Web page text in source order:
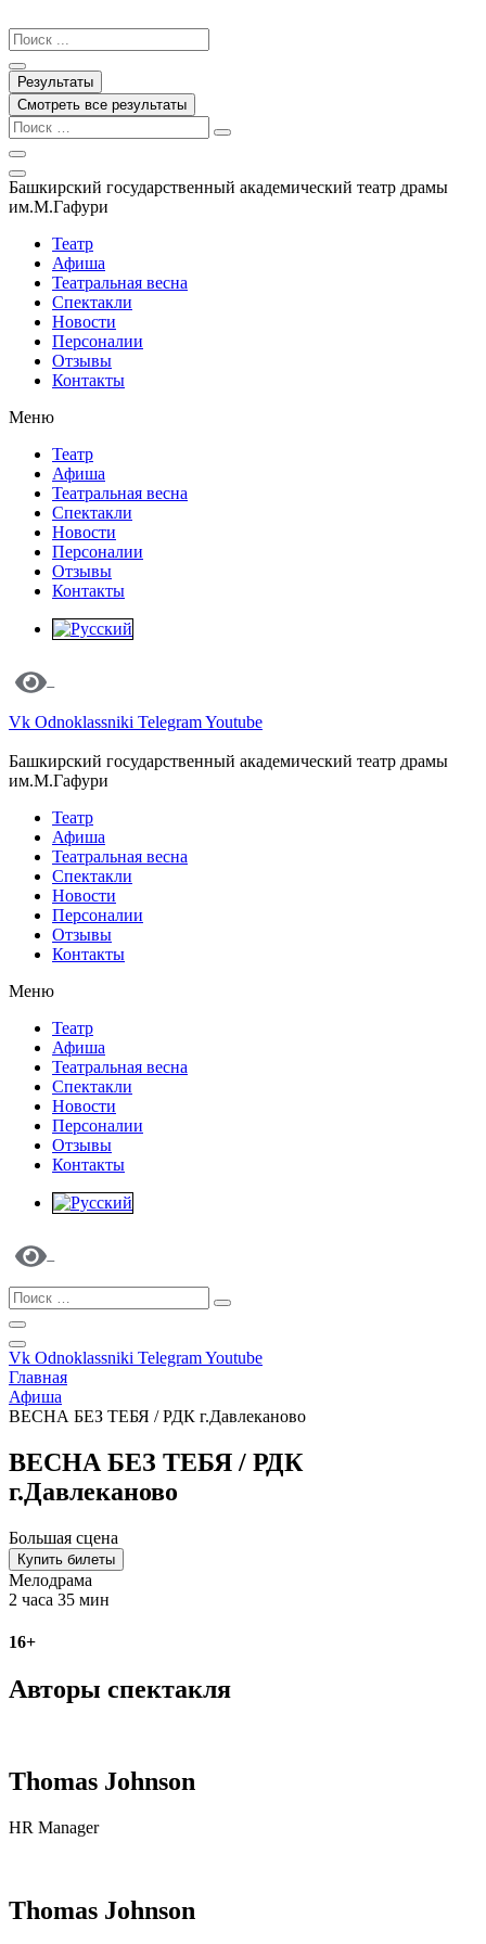
к
содержимому
Search
...
Результаты
Смотреть все результаты
Башкирский государственный академический театр драмы
им.М.Гафури
Театр
Афиша
Театральная весна
Спектакли
Новости
Персоналии
Отзывы
Контакты
Меню
Театр
Афиша
Театральная весна
Спектакли
Новости
Персоналии
Отзывы
Контакты
Vk Odnoklassniki TelegramYoutube
Башкирский государственный академический театр драмы
им.М.Гафури
Театр
Афиша
Театральная весна
Спектакли
Новости
Персоналии
Отзывы
Контакты
Меню
Театр
Афиша
Театральная весна
Спектакли
Новости
Персоналии
Отзывы
Контакты
Vk Odnoklassniki TelegramYoutube
Главная
Афиша
ВЕСНА БЕЗ ТЕБЯ / РДК г.Давлеканово
ВЕСНА БЕЗ ТЕБЯ / РДК
г.Давлеканово
Большая сцена
Купить билеты
Мелодрама
2 часа 35 мин
16+
Авторы спектакля
Thomas Johnson
HR Manager
Thomas Johnson